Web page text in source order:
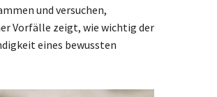
und versuchen,
Vorfälle zeigt, wie wichtig der
eines bewussten